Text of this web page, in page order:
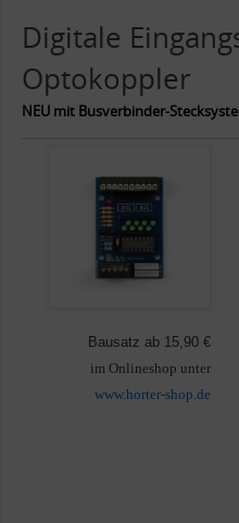
Digitale
Optokoppler
NEU mit Busverbinder-
Bausatz ab 15,90 €
im Onlineshop unter
www.horter-shop.de